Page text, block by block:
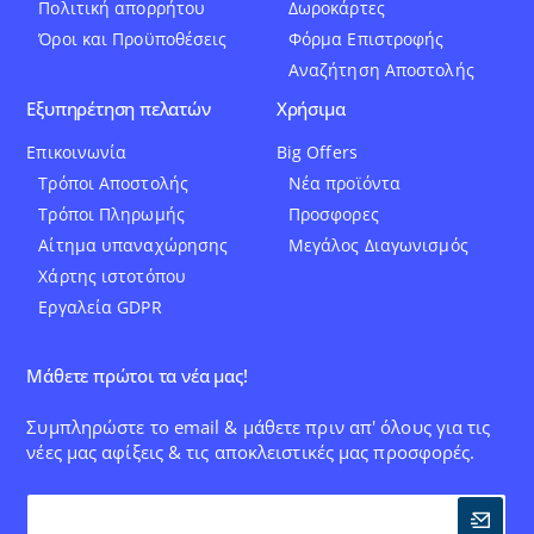
Πολιτική απορρήτου
Όροι και Προϋποθέσεις
Δωροκάρτες
Φόρμα Επιστροφής
Αναζήτηση Αποστολής
Εξυπηρέτηση πελατών
Επικοινωνία
Τρόποι Αποστολής
Τρόποι Πληρωμής
Αίτημα υπαναχώρησης
Χάρτης ιστοτόπου
Εργαλεία GDPR
Χρήσιμα
Big Offers
Νέα προϊόντα
Προσφορες
Μεγάλος Διαγωνισμός
Μάθετε πρώτοι τα νέα μας!
Συμπληρώστε το email & μάθετε πριν απ' όλους για τις
νέες μας αφίξεις & τις αποκλειστικές μας προσφορές.